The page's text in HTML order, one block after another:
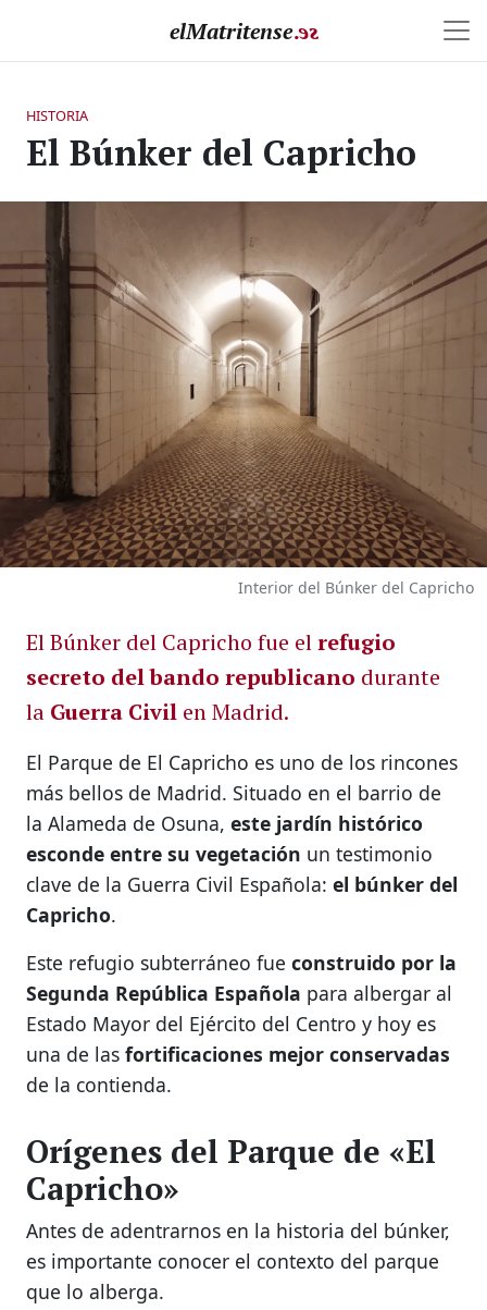
elMatritense.es
HISTORIA
El Búnker del Capricho
Interior del Búnker del Capricho
El Búnker del Capricho fue elrefugio
secreto del bando republicano durante
la Guerra Civil en Madrid.
El Parque de El Capricho es uno de los rincones
más bellos de Madrid. Situado en el barrio de
la Alameda de Osuna, este jardín histórico
esconde entre su vegetación un testimonio
clave de la Guerra Civil Española: el búnker del
Capricho.
Este refugio subterráneo fue construido por la
Segunda República Española para albergar al
Estado Mayor del Ejército del Centro y hoy es
una de las fortificaciones mejor conservadas
de la contienda.
Orígenes del Parque de «El
Capricho»
Antes de adentrarnos en la historia del búnker,
es importante conocer el contexto del parque
que lo alberga.